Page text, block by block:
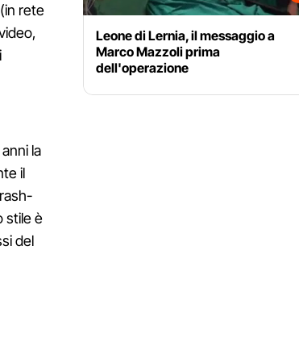
rete
la
il
stile è
del
Leone di Lernia, il messaggio a
Marco Mazzoli prima
dell'operazione